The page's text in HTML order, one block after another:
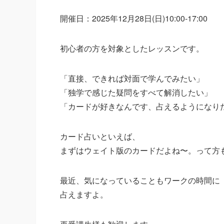
開催日：2025年12月28日(日)10:00-17:00
初心者の方を対象としたレッスンです。
「直接、できれば対面で学んでみたい」
「独学で感じた疑問をすべて解消したい」
「カードが好きなんです、占えるようになり
カード占いといえば、
まずはウェイト版のカードだよね〜。って方
最近、気になっていることもワークの時間に
占えますよ。